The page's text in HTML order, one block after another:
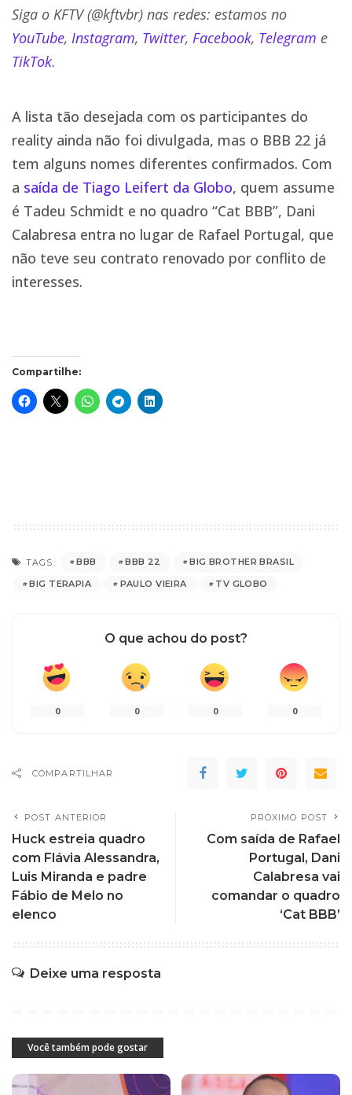
Siga o KFTV (@kftvbr) nas redes: estamos no
YouTube, Instagram, Twitter, Facebook, Telegram e
TikTok.
A lista tão desejada com os participantes do
reality ainda não foi divulgada, mas o BBB 22 já
tem alguns nomes diferentes confirmados. Com
a saída de Tiago Leifert da Globo, quem assume
é Tadeu Schmidt e no quadro “Cat BBB”, Dani
Calabresa entra no lugar de Rafael Portugal, que
não teve seu contrato renovado por conflito de
interesses.
Compartilhe:
TAGS: BBB BBB 22
BIG BROTHER BRASIL
BIG TERAPIA
PAULO VIEIRA TV GLOBO
O que achou do post?
0 0 0 0
COMPARTILHAR
POST ANTERIOR
Huck estreia quadro
com Flávia Alessandra,
Luis Miranda e padre
Fábio de Melo no
elenco
PRÓXIMO POST
Com saída de Rafael
Portugal, Dani
Calabresa vai
comandar o quadro
‘Cat BBB’
Deixe uma resposta
Você também pode gostar